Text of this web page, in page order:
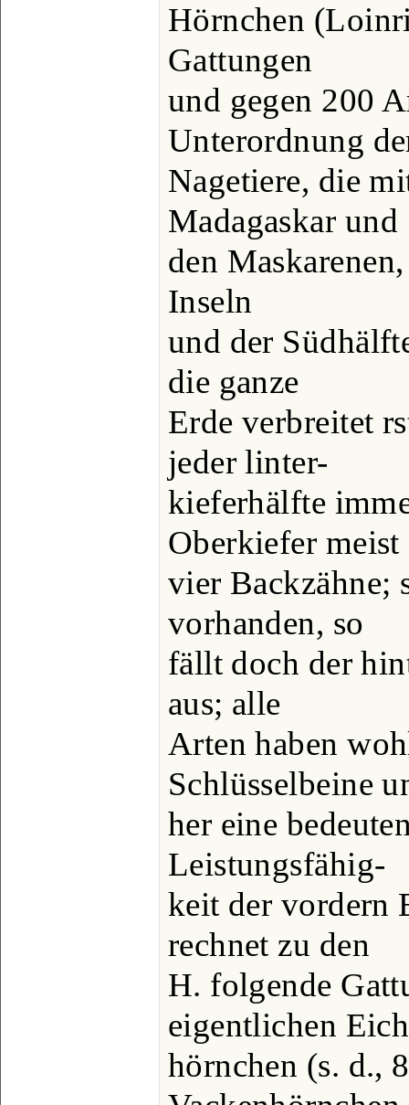
Hörnchen
Gattungen
und gegen 200
Unterordnung
Nagetiere, die
Madagaskar und
den
Inseln
und der
die ganze
Erde verbreitet
jeder linter-
kieferhälfte
Oberkiefer meist
vier Backzähne;
vorhanden, so
fällt doch der
aus; alle
Arten haben
Schlüsselbeine
her eine
Leistungsfähig-
keit der vordern
rechnet zu den
H. folgende
eigentlichen
hörnchen (s. d.,